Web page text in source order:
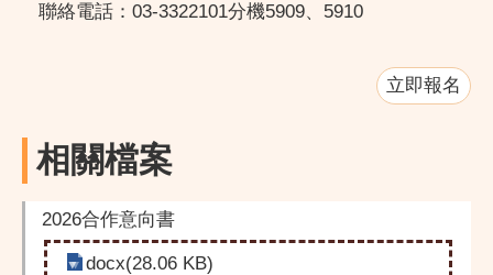
聯絡電話：03-3322101分機5909、5910
立即報名
相關檔案
2026合作意向書
docx(28.06 KB)